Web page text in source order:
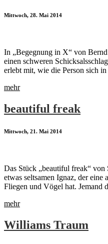
Mittwoch, 28. Mai 2014
In „Begegnung in X“ von
einen schweren
erlebt mit, wie die Person sich
mehr
beautiful freak
Mittwoch, 21. Mai 2014
Das Stück „beautiful freak“ von
etwas seltsamen Ignaz, der eine
Fliegen und Vögel hat. Jemand
mehr
Williams Traum